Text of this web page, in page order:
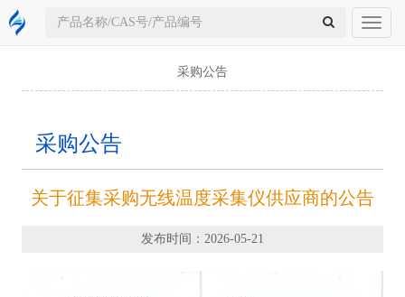
Toggle
采购公告
采购公告
关于征集采购无线温度采集仪供应商的公告
发布时间：2026-05-21